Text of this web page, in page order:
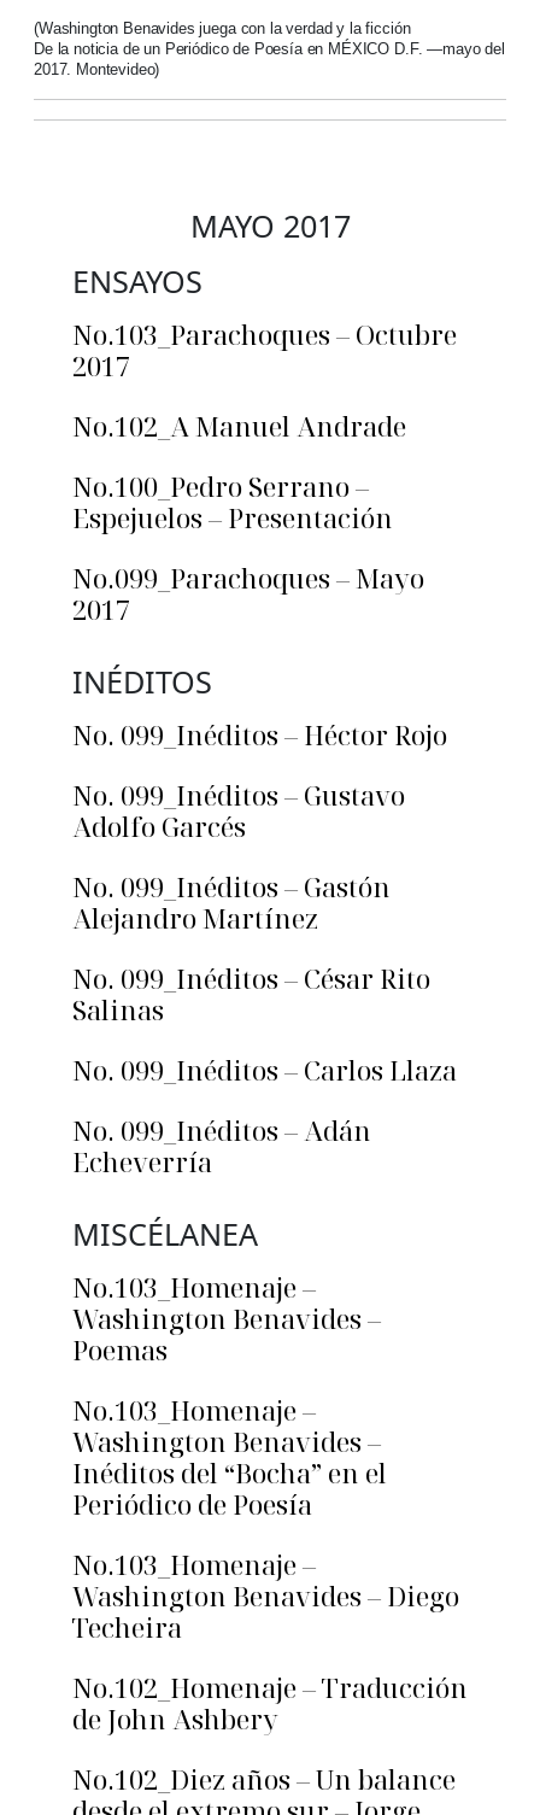
(Washington Benavides juega con la verdad y la ficción
De la noticia de un Periódico de Poesía en MÉXICO D.F. —mayo del
2017. Montevideo)
MAYO 2017
ENSAYOS
No.103_Parachoques – Octubre
2017
No.102_A Manuel Andrade
No.100_Pedro Serrano –
Espejuelos – Presentación
No.099_Parachoques – Mayo
2017
INÉDITOS
No. 099_Inéditos – Héctor Rojo
No. 099_Inéditos – Gustavo
Adolfo Garcés
No. 099_Inéditos – Gastón
Alejandro Martínez
No. 099_Inéditos – César Rito
Salinas
No. 099_Inéditos – Carlos Llaza
No. 099_Inéditos – Adán
Echeverría
MISCÉLANEA
No.103_Homenaje –
Washington Benavides –
Poemas
No.103_Homenaje –
Washington Benavides –
Inéditos del “Bocha” en el
Periódico de Poesía
No.103_Homenaje –
Washington Benavides – Diego
Techeira
No.102_Homenaje – Traducción
de John Ashbery
No.102_Diez años – Un balance